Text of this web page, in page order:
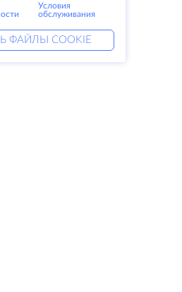
Условия
обслуживания
ФАЙЛЫ COOKIE